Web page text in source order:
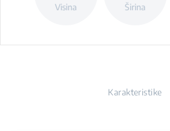
Visina Širina
Karakteristike